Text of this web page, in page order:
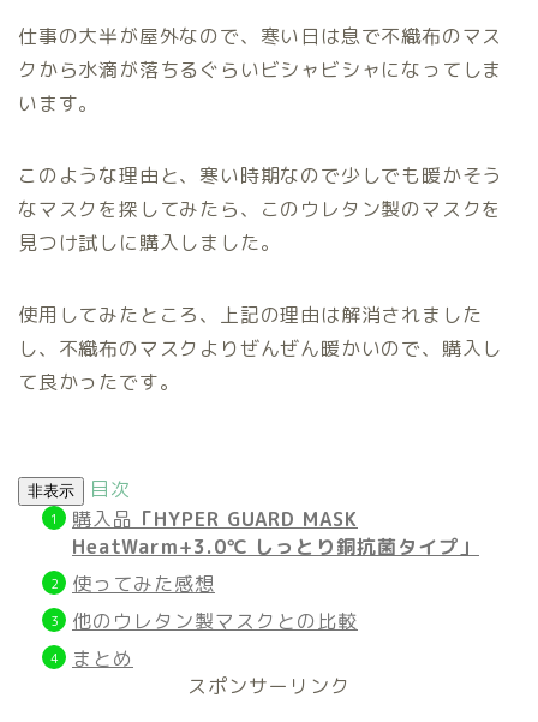
仕事の大半が屋外なので、寒い日は息で不織布のマス
クから水滴が落ちるぐらいビシャビシャになってしま
います。
このような理由と、寒い時期なので少しでも暖かそう
なマスクを探してみたら、このウレタン製のマスクを
見つけ試しに購入しました。
使用してみたところ、上記の理由は解消されました
し、不織布のマスクよりぜんぜん暖かいので、購入し
て良かったです。
非表示
目次
購入品 「HYPER GUARD MASK
HeatWarm+3.0℃ しっとり銅抗菌タイプ」
使ってみた感想
他のウレタン製マスクとの比較
まとめ
スポンサーリンク